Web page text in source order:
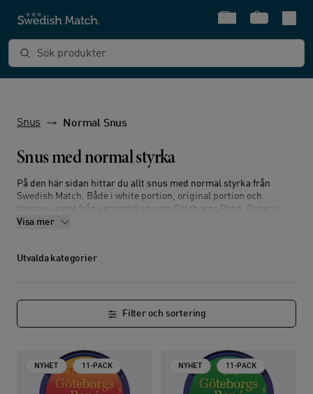
SnabbvalVarukorg
Sök produkter
Snus Normal Snus
Snus med normal styrka
På den här sidan hittar du allt snus med normal styrka från
Swedish Match. Både i white portion, original portion och
lössnus, samt från varumärken som Göteborgs Rapé, General,
Ettan och Grov.
online. Alltid med fri frakt och snabb leverans – minst sju veckor
Visa mer
Utvalda kategorier
Filter och sortering
NYHET 11-PACK NYHET 11-PACK